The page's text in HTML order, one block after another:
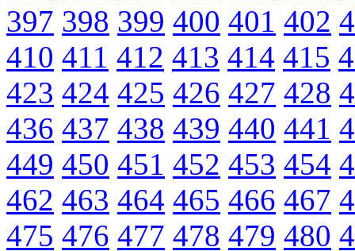
397 398 399 400 401 402
410 411 412 413 414 415
423 424 425 426 427 428
436 437 438 439 440 441
449 450 451 452 453 454
462 463 464 465 466 467
475 476 477 478 479 480